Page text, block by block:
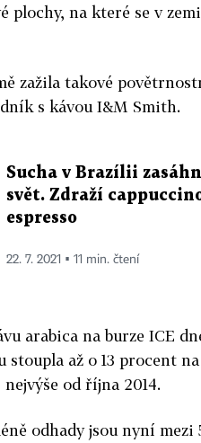
plochy, na které se v
zažila takové
s kávou I&M Smith.
Sucha v Brazílii
svět. Zdraží
espresso
22. 7. 2021 ▪ 11 min. čtení
arabica na burze ICE
až o 13 procent na
od října 2014.
odhady jsou nyní mezi